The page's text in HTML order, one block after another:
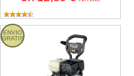
ENVIO
GRATIS
Hidrolimpiadora de agua fría a